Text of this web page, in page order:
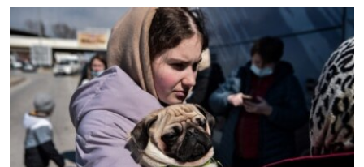
KULTURË
SHKENCË DHE TEKNOLOGJI
SHËNDETËSI
INTERVISTA
DITARI
Gjuhët